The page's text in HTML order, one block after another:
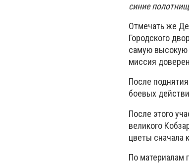
синие
Отмечать же
Городского
самую высокую
миссия
После
боевых
После этого
великого
цветы сначала
По материалам